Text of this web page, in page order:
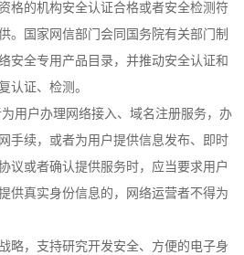
格的机构安全认证合格或者安全检测符
。国家网信部门会同国务院有关部门制
安全专用产品目录，并推动安全认证和
认证、检测。
户办理网络接入、域名注册服务，办
手续，或者为用户提供信息发布、即时
议或者确认提供服务时，应当要求用户
供真实身份信息的，网络运营者不得为
，支持研究开发安全、方便的电子身